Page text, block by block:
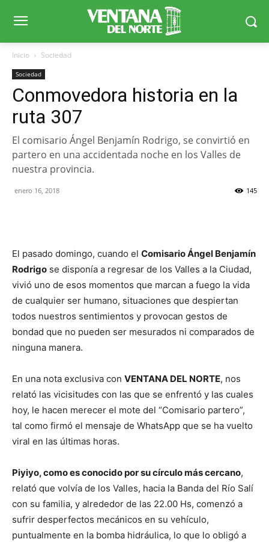
Inicio Sociedad
Sociedad
Conmovedora historia en la
ruta 307
El comisario Ángel Benjamín Rodrigo, se convirtió en
partero en una accidentada noche en los Valles de
nuestra provincia.
enero 16, 2018 145
El pasado domingo, cuando el Comisario Ángel Benjamín
Rodrigo se disponía a regresar de los Valles a la Ciudad,
vivió uno de esos momentos que marcan a fuego la vida
de cualquier ser humano, situaciones que despiertan
todos nuestros sentimientos y provocan gestos de
bondad que no pueden ser mesurados ni comparados de
ninguna manera.
En una nota exclusiva con VENTANA DEL NORTE, nos
relató las vicisitudes con las que se enfrentó y las cuales
hoy, le hacen merecer el mote del “Comisario partero”,
tal como firmó el mensaje de WhatsApp que se ha vuelto
viral en las últimas horas.
Piyiyo, como es conocido por su círculo más cercano,
relató que volvía de los Valles, hacia la Banda del Río Salí
con su familia, y alrededor de las 22.00 Hs, comenzó a
sufrir desperfectos mecánicos en su vehículo,
puntualmente en la bomba hidráulica, lo que lo obligó a